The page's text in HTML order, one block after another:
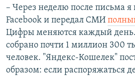
– Через неделю после письма я
Facebook и передал СМИ
Цифры меняются каждый день.
собрано почти 1 миллион 300
человек. "Яндекс-Кошелек"
образом: если распоряжаться